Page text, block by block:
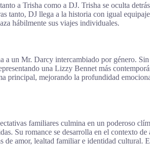
a Trisha como a DJ. Trisha se oculta
tanto, DJ llega a la historia con igual
hábilmente sus viajes individuales.
a un Mr. Darcy intercambiado por género.
una Lizzy Bennet más
principal, mejorando la profundidad
familiares culmina en un poderoso
Su romance se desarrolla en el contexto
de amor, lealtad familiar e identidad cultural.